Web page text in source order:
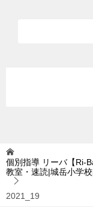
個別指導 リーバ【Ri-
教室・速読|城岳小学
2021_19